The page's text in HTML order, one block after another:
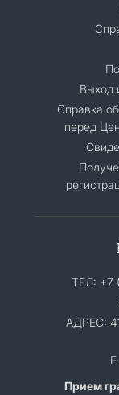
Выход
Cправка
перед
ТЕЛ: +7
АДРЕС:
Прием